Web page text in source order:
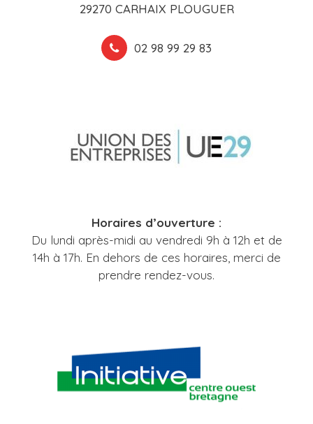
29270 CARHAIX PLOUGUER
02 98 99 29 83
Horaires d’ouverture :
Du lundi après-midi au vendredi 9h à 12h et de
14h à 17h. En dehors de ces horaires, merci de
prendre rendez-vous.